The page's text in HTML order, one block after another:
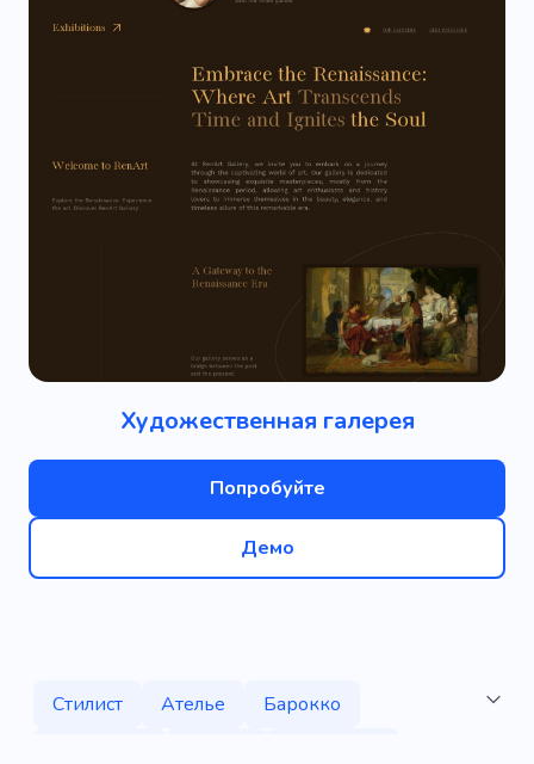
Художественная галерея
Попробуйте
Демо
Стилист Ателье
Барокко